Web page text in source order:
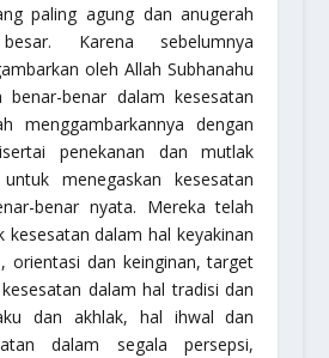
paling agung dan anugerah
Karena sebelumnya
oleh Allah Subhanahu
benar-benar dalam kesesatan
menggambarkannya dengan
penekanan dan mutlak
menegaskan kesesatan
benar nyata. Mereka telah
kesesatan dalam hal keyakinan
orientasi dan keinginan, target
dalam hal tradisi dan
dan akhlak, hal ihwal dan
dalam segala persepsi,